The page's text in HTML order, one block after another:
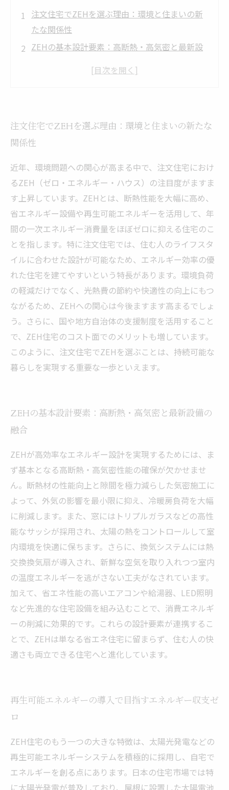
注文住宅でZEHを選ぶ理由：環境と住まいの新
たな関係性
ZEHの基本設計要素：高断熱・高気密と最新設
未来を見据えた注文住宅ZEHの普及と課題解決
の展望
注文住宅でZEHを選ぶ理由：環境と住まいの新たな
関係性
近年、環境問題への関心が高まる中で、注文住宅におけ
るZEH（ゼロ・エネルギー・ハウス）の注目度がますま
す上昇しています。ZEHとは、断熱性能を大幅に高め、
省エネルギー設備や再生可能エネルギーを活用して、年
間の一次エネルギー消費量をほぼゼロに抑える住宅のこ
とを指します。特に注文住宅では、住む人のライフスタ
イルに合わせた設計が可能なため、エネルギー効率の優
れた住宅を建てやすいという特長があります。環境負荷
の軽減だけでなく、光熱費の節約や快適性の向上にもつ
ながるため、ZEHへの関心は今後ますます高まるでしょ
う。さらに、国や地方自治体の支援制度を活用すること
で、ZEH住宅のコスト面でのメリットも増しています。
このように、注文住宅でZEHを選ぶことは、持続可能な
暮らしを実現する重要な一歩といえます。
ZEHの基本設計要素：高断熱・高気密と最新設備の
融合
ZEHが高効率なエネルギー設計を実現するためには、ま
ず基本となる高断熱・高気密性能の確保が欠かせませ
ん。断熱材の性能向上と隙間を極力減らした気密施工に
よって、外気の影響を最小限に抑え、冷暖房負荷を大幅
に削減します。また、窓にはトリプルガラスなどの高性
能なサッシが採用され、太陽の熱をコントロールして室
内環境を快適に保ちます。さらに、換気システムには熱
交換換気扇が導入され、新鮮な空気を取り入れつつ室内
の温度エネルギーを逃がさない工夫がなされています。
加えて、省エネ性能の高いエアコンや給湯器、LED照明
など先進的な住宅設備を組み込むことで、消費エネルギ
ーの削減に効果的です。これらの設計要素が連携するこ
とで、ZEHは単なる省エネ住宅に留まらず、住む人の快
適さも両立できる住宅へと進化しています。
再生可能エネルギーの導入で目指すエネルギー収支ゼ
ロ
ZEH住宅のもう一つの大きな特徴は、太陽光発電などの
再生可能エネルギーシステムを積極的に採用し、自宅で
エネルギーを創る点にあります。日本の住宅市場では特
に太陽光発電が普及しており、屋根に設置した太陽電池